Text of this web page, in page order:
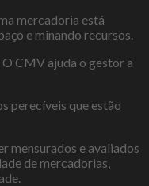
mercadoria está
e minando recursos.
O CMV ajuda o gestor a
perecíveis que estão
mensurados e avaliados
de mercadorias,